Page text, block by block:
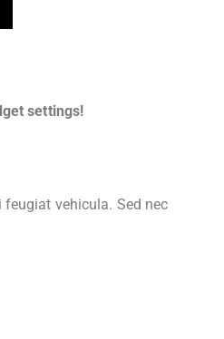
settings!
vehicula. Sed nec